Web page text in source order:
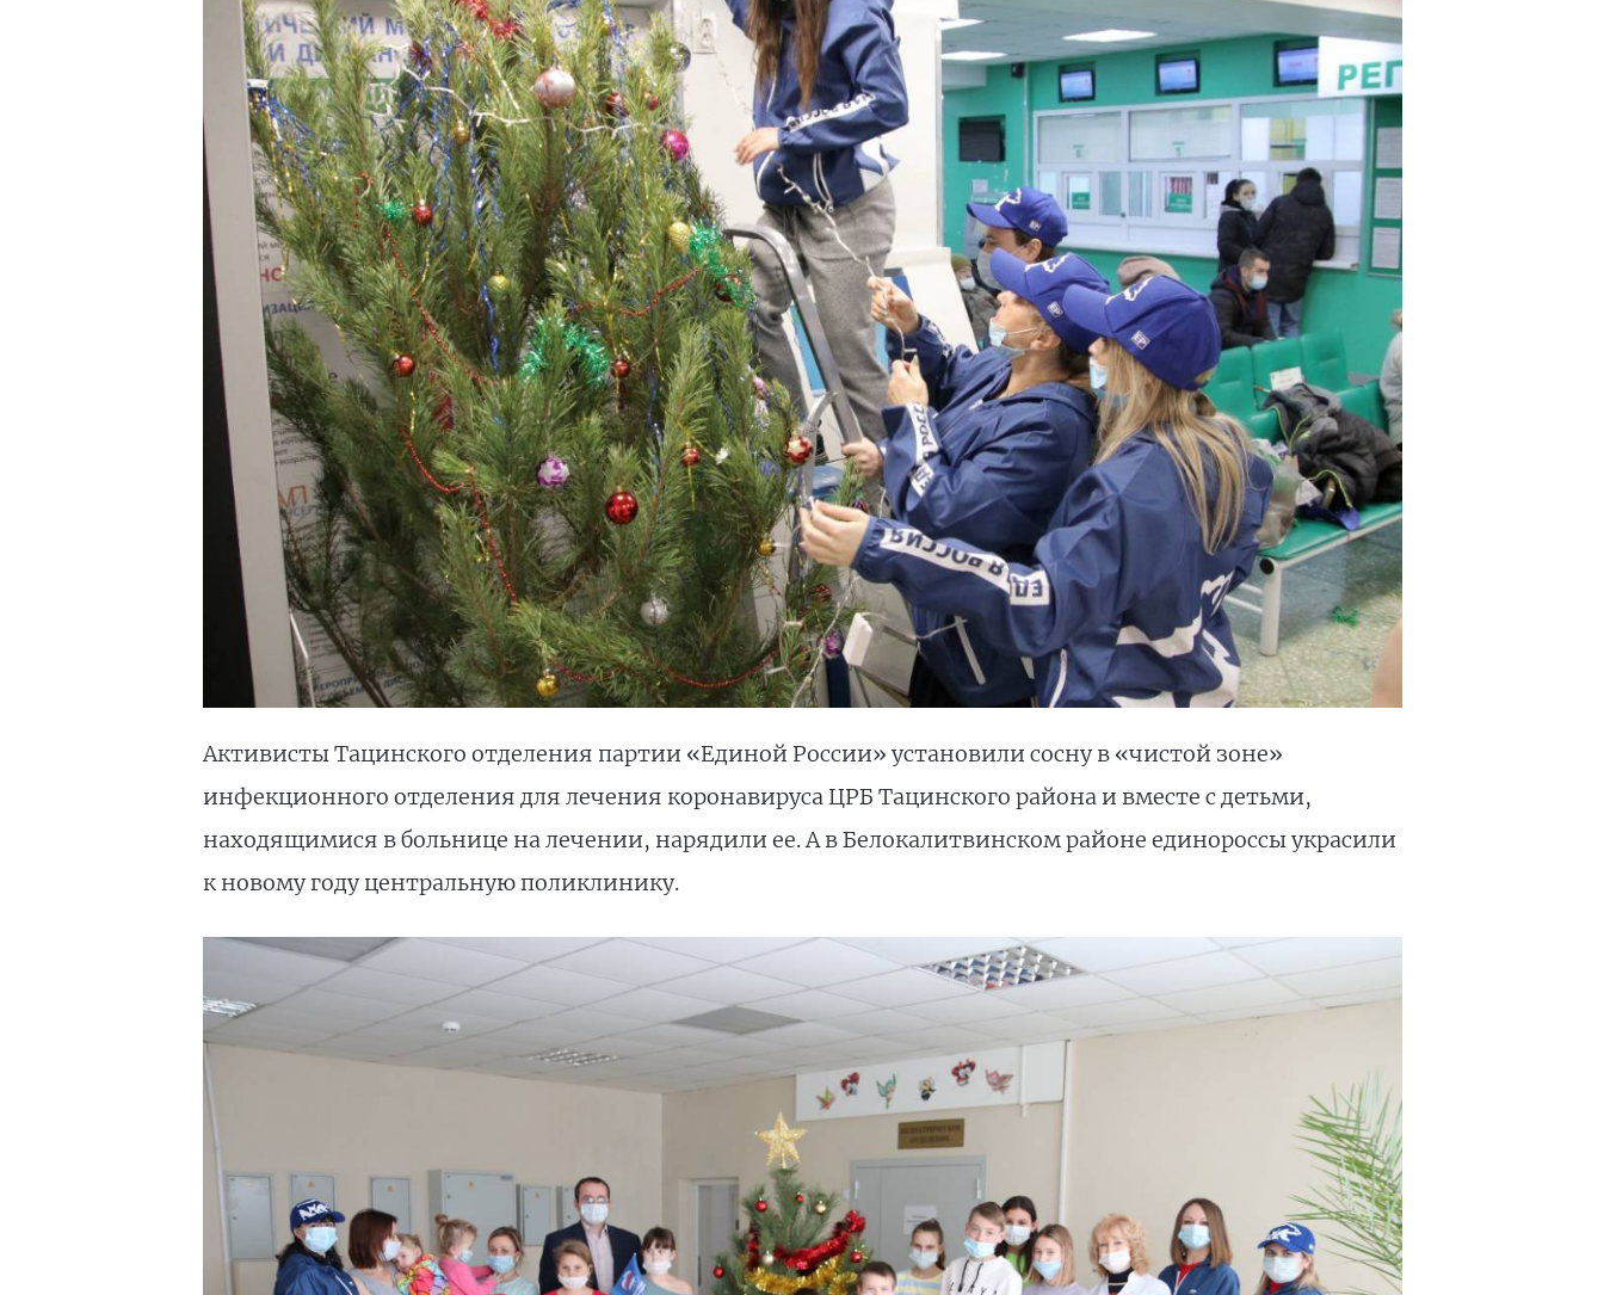
Активисты Тацинского отделения партии «Единой России» установили сосну в «чистой зоне»
инфекционного отделения для лечения коронавируса ЦРБ Тацинского района и вместе с детьми,
находящимися в больнице на лечении, нарядили ее. А в Белокалитвинском районе единороссы украсили
к новому году центральную поликлинику.